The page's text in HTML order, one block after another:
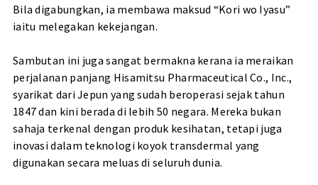
Bila digabungkan, ia membawa maksud “Kori wo Iyasu”
iaitu melegakan kekejangan.
Sambutan ini juga sangat bermakna kerana ia meraikan
perjalanan panjang Hisamitsu Pharmaceutical Co., Inc.,
syarikat dari Jepun yang sudah beroperasi sejak tahun
1847 dan kini berada di lebih 50 negara. Mereka bukan
sahaja terkenal dengan produk kesihatan, tetapi juga
inovasi dalam teknologi koyok transdermal yang
digunakan secara meluas di seluruh dunia.